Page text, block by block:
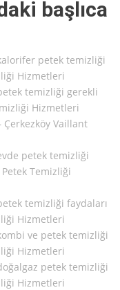
başlıca
petek temizliği
Hizmetleri
temizliği gerekli
Hizmetleri
Çerkezköy Vaillant
petek temizliği
Temizliği
temizliği faydaları
Hizmetleri
ve petek temizliği
Hizmetleri
petek temizliği
Hizmetleri